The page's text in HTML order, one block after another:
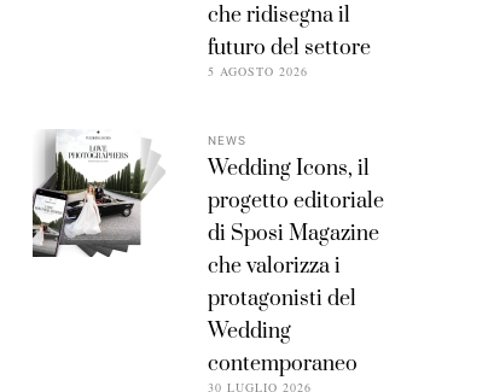
che ridisegna il
futuro del settore
5 AGOSTO 2026
NEWS
Wedding Icons, il
progetto editoriale
di Sposi Magazine
che valorizza i
protagonisti del
Wedding
contemporaneo
30 LUGLIO 2026